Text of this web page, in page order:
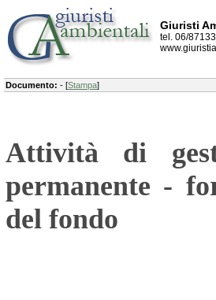
Giuristi
tel. 06/
Documento: - [Stampa]
Attività di
permanente -
del fondo